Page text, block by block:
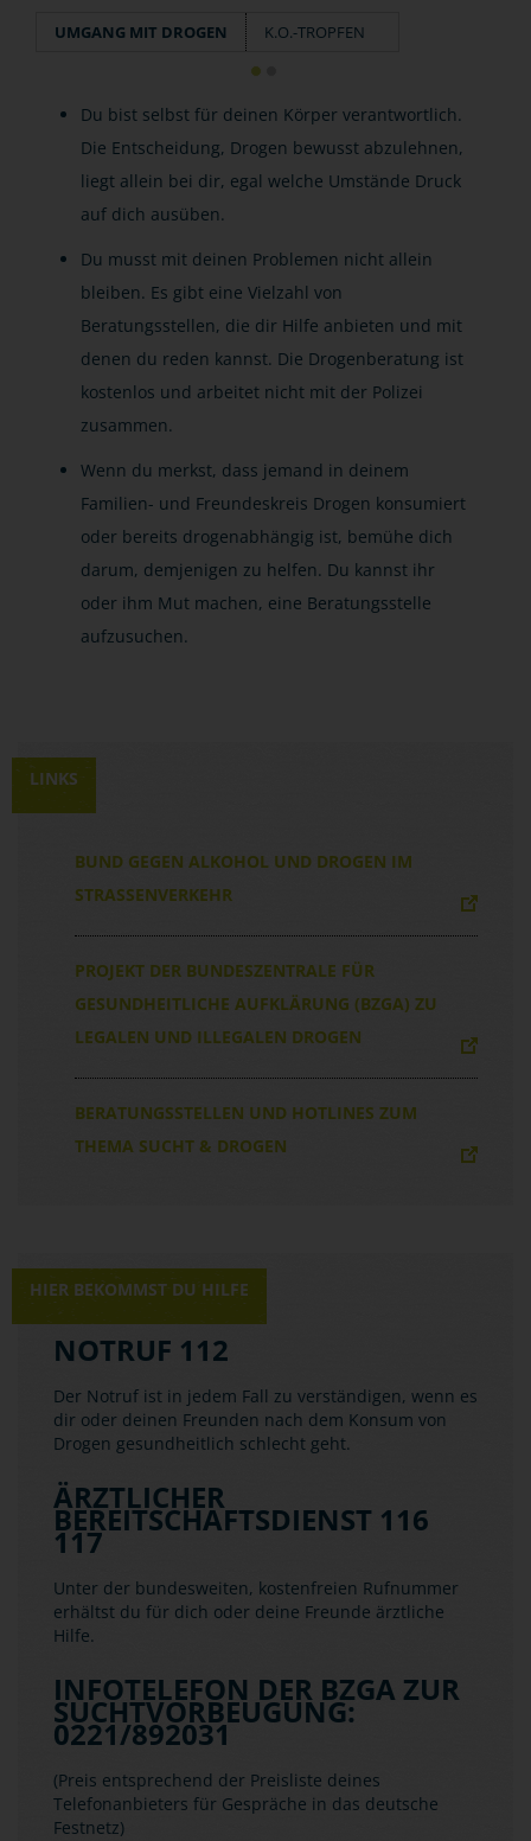
UMGANG MIT DROGEN K.O.-TROPFEN
Du bist selbst für deinen Körper verantwortlich.
Die Entscheidung, Drogen bewusst abzulehnen,
liegt allein bei dir, egal welche Umstände Druck
auf dich ausüben.
Du musst mit deinen Problemen nicht allein
bleiben. Es gibt eine Vielzahl von
Beratungsstellen, die dir Hilfe anbieten und mit
denen du reden kannst. Die Drogenberatung ist
kostenlos und arbeitet nicht mit der Polizei
zusammen.
Wenn du merkst, dass jemand in deinem
Familien- und Freundeskreis Drogen konsumiert
oder bereits drogenabhängig ist, bemühe dich
darum, demjenigen zu helfen. Du kannst ihr
oder ihm Mut machen, eine Beratungsstelle
aufzusuchen.
LINKS
BUND GEGEN ALKOHOL UND DROGEN IM
STRASSENVERKEHR
PROJEKT DER BUNDESZENTRALE FÜR
GESUNDHEITLICHE AUFKLÄRUNG (BZGA) ZU
LEGALEN UND ILLEGALEN DROGEN
BERATUNGSSTELLEN UND HOTLINES ZUM
THEMA SUCHT & DROGEN
HIER BEKOMMST DU HILFE
NOTRUF 112
Der Notruf ist in jedem Fall zu verständigen, wenn es
dir oder deinen Freunden nach dem Konsum von
Drogen gesundheitlich schlecht geht.
ÄRZTLICHER
BEREITSCHAFTSDIENST 116
117
Unter der bundesweiten, kostenfreien Rufnummer
erhältst du für dich oder deine Freunde ärztliche
Hilfe.
INFOTELEFON DER BZGA ZUR
SUCHTVORBEUGUNG:
0221/892031
(Preis entsprechend der Preisliste deines
Telefonanbieters für Gespräche in das deutsche
Festnetz)